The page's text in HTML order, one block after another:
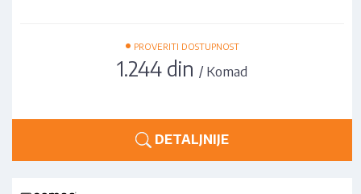
• PROVERITI DOSTUPNOST
1.244 din / Komad
DETALJNIJE